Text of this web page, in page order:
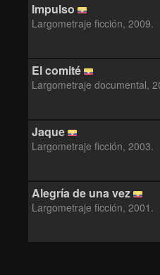
Impulso
Largometraje ficción, 2009.
El comité
Largometraje documental,
Jaque
Largometraje ficción, 2003.
Alegría de una vez
Largometraje ficción, 2001.